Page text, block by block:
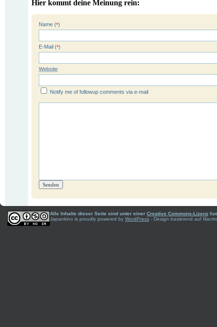
Hier kommt deine Meinung rein:
Name (*)
E-Mail (*)
Website
Notify me of followup comments via e-mail
Alle Inhalte dieser Seite sind unter einer Creative Commons-Lizenz
Japankino is proudly powered by WordPress - Design basierend auf